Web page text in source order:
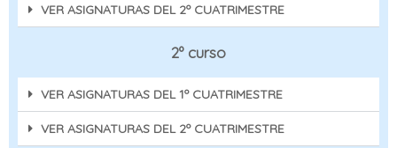
VER ASIGNATURAS DEL 2º CUATRIMESTRE
2º curso
VER ASIGNATURAS DEL 1º CUATRIMESTRE
VER ASIGNATURAS DEL 2º CUATRIMESTRE